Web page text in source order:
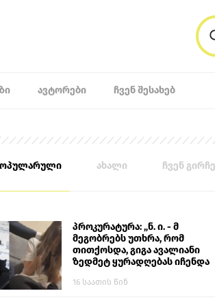
ᲐᲕᲢᲝᲠᲔᲑᲘ ᲩᲕᲔᲜ ᲨᲔᲡᲐᲮᲔᲑ
ახალი ჩვენ
პროკურატურა: „ნ. ი. - მ
მეგობრებს უთხრა, რომ
თითქოსდა, გიგა ავალიანი
ზედმეტ ყურადღებას იჩენდა
ალექსანდრე გაბაშვილი
16 საათის წინ